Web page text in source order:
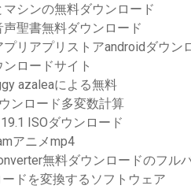
シンの無料ダウンロード
聖書無料ダウンロード
リアプリストアandroidダウン
ロードサイト
azaleaによる無料
ンロード多変数計算
ISOダウンロード
アニメmp4
無料ダウンロードのフル
ドを変換するソフトウェア